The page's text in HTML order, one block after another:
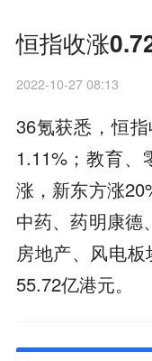
恒指收涨
2022-10-27 08:13
36氪获悉，恒
1.11%；教育
涨，新东方涨
中药、药明康德
房地产、风电
55.72亿港元。